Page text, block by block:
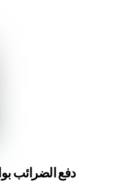
دفع الضرائب